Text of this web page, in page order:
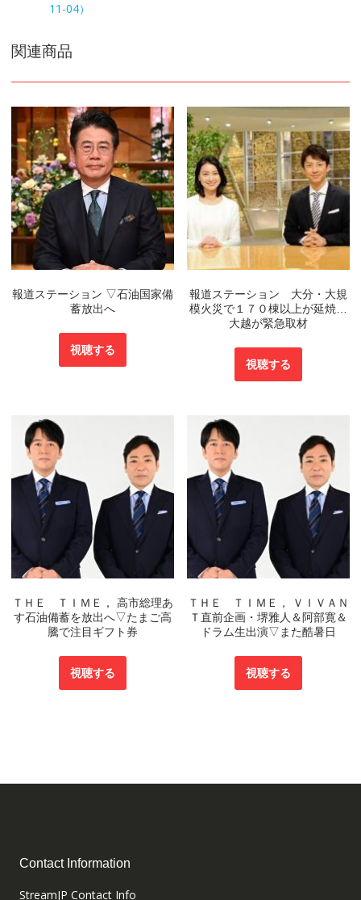
11-04）
関連商品
報道ステーション ▽石油国家備
蓄放出へ
視聴する
報道ステーション 大分・大規
模火災で１７０棟以上が延焼…
大越が緊急取材
視聴する
ＴＨＥ ＴＩＭＥ， 高市総理あ
す石油備蓄を放出へ▽たまご高
騰で注目ギフト券
視聴する
ＴＨＥ ＴＩＭＥ， ＶＩＶＡＮ
Ｔ直前企画・堺雅人＆阿部寛＆
ドラム生出演▽また酷暑日
視聴する
Contact Information
StreamJP Contact Info